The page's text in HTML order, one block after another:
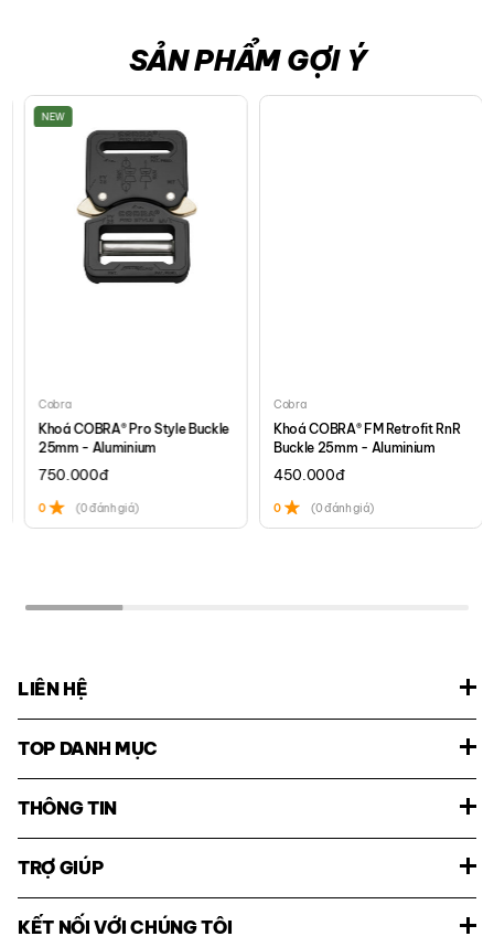
SẢN PHẨM GỢI Ý
NEW
Cobra
Khoá COBRA® Pro Style Buckle
25mm - Aluminium
750.000đ
0 (0 đánh giá)
Cobra
Khoá COBRA® FM Retrofit RnR
Buckle 25mm - Aluminium
450.000đ
0 (0 đánh giá)
LIÊN HỆ
TOP DANH MỤC
THÔNG TIN
TRỢ GIÚP
KẾT NỐI VỚI CHÚNG TÔI